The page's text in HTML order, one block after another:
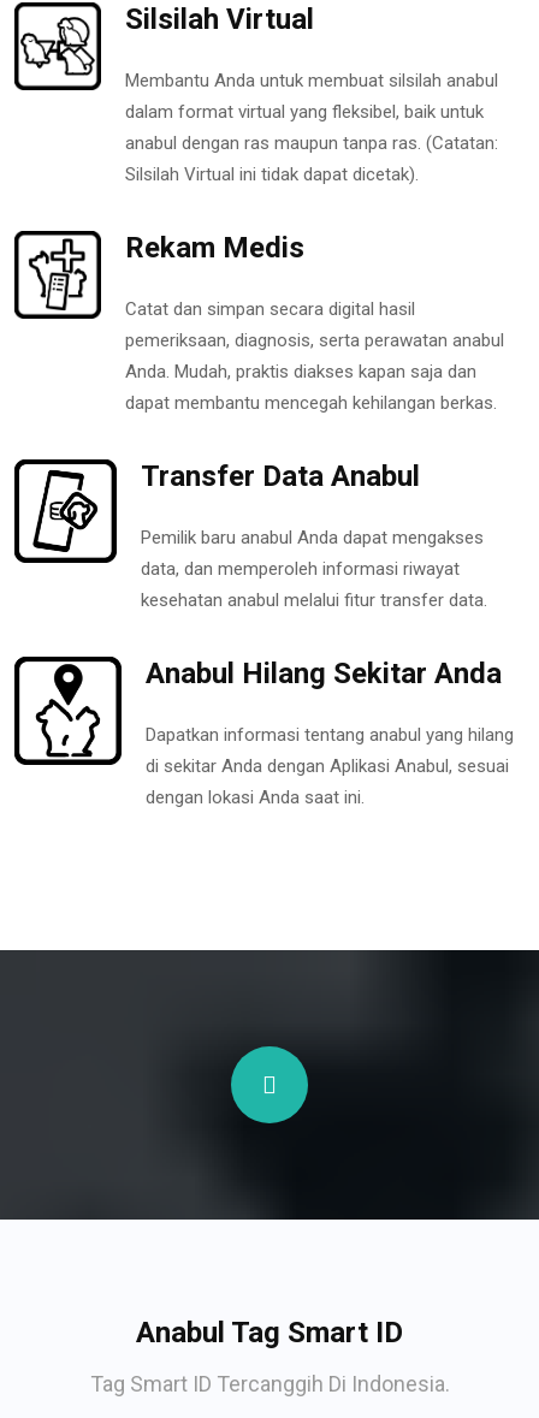
Silsilah Virtual
Membantu Anda untuk membuat silsilah anabul
dalam format virtual yang fleksibel, baik untuk
anabul dengan ras maupun tanpa ras. (Catatan:
Silsilah Virtual ini tidak dapat dicetak).
Rekam Medis
Catat dan simpan secara digital hasil
pemeriksaan, diagnosis, serta perawatan anabul
Anda. Mudah, praktis diakses kapan saja dan
dapat membantu mencegah kehilangan berkas.
Transfer Data Anabul
Pemilik baru anabul Anda dapat mengakses
data, dan memperoleh informasi riwayat
kesehatan anabul melalui fitur transfer data.
Anabul Hilang Sekitar Anda
Dapatkan informasi tentang anabul yang hilang
di sekitar Anda dengan Aplikasi Anabul, sesuai
dengan lokasi Anda saat ini.
Anabul Tag Smart ID
Tag Smart ID Tercanggih Di Indonesia.